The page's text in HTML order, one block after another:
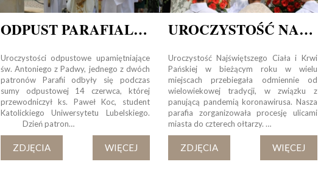
07-100 Węgrów
tel. (+48) 665 034 305
e-mail: rkosk@op.pl; wegrow.klasztor@drohiczynska.pl
Numer konta:
59 9236 0008 0012 8645 2000 0010
ODPUST PARAFIALNY KU CZCI ŚW. ANTONIEGO
Uroczystości odpustowe upamiętniające
św. Antoniego z Padwy, jednego z dwóch
patronów Parafii odbyły się podczas
sumy odpustowej 14 czerwca, której
przewodniczył ks. Paweł Koc, student
Katolickiego Uniwersytetu Lubelskiego.
Dzień patron…
WIĘCEJ
ZDJĘCIA
UROCZYSTOŚĆ NAJŚWIĘTSZEGO CIAŁA I KRWI PAŃSKIEJ
Uroczystość Najświętszego Ciała i Krwi
Pańskiej w bieżącym roku w wielu
miejscach przebiegała odmiennie od
wielowiekowej tradycji, w związku z
panującą pandemią koronawirusa. Nasza
parafia zorganizowała procesję ulicami
miasta do czterech ołtarzy. …
WIĘCEJ
ZDJĘCIA